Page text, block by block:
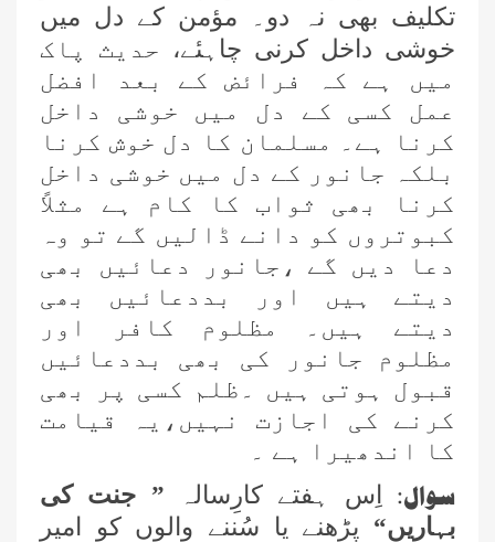
تکلیف بھی نہ دو۔ مؤمن کے دل میں
خوشی داخل کرنی چاہئے، حدیث پاک
میں ہے کہ فرائض کے بعد افضل
عمل کسی کے دل میں خوشی داخل
کرنا ہے۔ مسلمان کا دل خوش کرنا
بلکہ جانور کے دل میں خوشی داخل
کرنا بھی ثواب کا کام ہے مثلاً
کبوتروں کو دانے ڈالیں گے تو وہ
دعا دیں گے ،جانور دعائیں بھی
دیتے ہیں اور بددعائیں بھی
دیتے ہیں۔
مظلوم کافر اور
مظلوم جانور کی بھی بددعائیں
قبول ہوتی ہیں ۔ظلم کسی پر بھی
کرنے کی اجازت نہیں،یہ قیامت
کا اندھیرا ہے ۔
سوال: اِس ہفتے کارِسالہ ” جنت کی
بہاریں“ پڑھنے یا سُننے والوں کو امیر